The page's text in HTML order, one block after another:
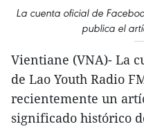
La cuenta oficial de
publica el
Vientiane (VNA)- La
de Lao Youth Radio
recientemente un
significado histórico